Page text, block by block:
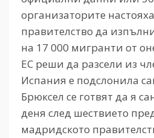
организаторите
правителство да
на 17 000 мигранти от
ЕС реши да разсели из
Испания е подслонила
Брюксел се готвят да я
деня след шествието
мадридското